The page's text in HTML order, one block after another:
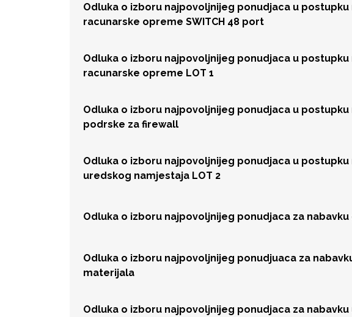
Odluka o izboru najpovoljnijeg ponudjaca u postupku
racunarske opreme SWITCH 48 port
Odluka o izboru najpovoljnijeg ponudjaca u postupku
racunarske opreme LOT 1
Odluka o izboru najpovoljnijeg ponudjaca u postupku
podrske za firewall
Odluka o izboru najpovoljnijeg ponudjaca u postupku
uredskog namjestaja LOT 2
Odluka o izboru najpovoljnijeg ponudjaca za nabavku
Odluka o izboru najpovoljnijeg ponudjuaca za
materijala
Odluka o izboru najpovoljnijeg ponudjaca za nabavku